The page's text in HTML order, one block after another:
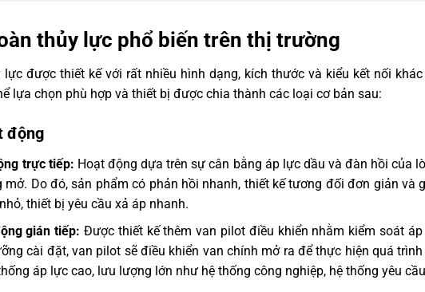
thủy lực phổ biến trên thị trường
lực được thiết kế với rất nhiều hình dạng, kích thước và kiểu kết nối
lựa chọn phù hợp và thiết bị được chia thành các loại cơ bản sau:
động
trực tiếp: Hoạt động dựa trên sự cân bằng áp lực dầu và đàn hồi của
Do đó, sản phẩm có phản hồi nhanh, thiết kế tương đối đơn giản và
thiết bị yêu cầu xả áp nhanh.
gián tiếp: Được thiết kế thêm van pilot điều khiển nhằm kiểm soát
cài đặt, van pilot sẽ điều khiển van chính mở ra để thực hiện quá trình
áp lực cao, lưu lượng lớn như hệ thống công nghiệp, hệ thống yêu